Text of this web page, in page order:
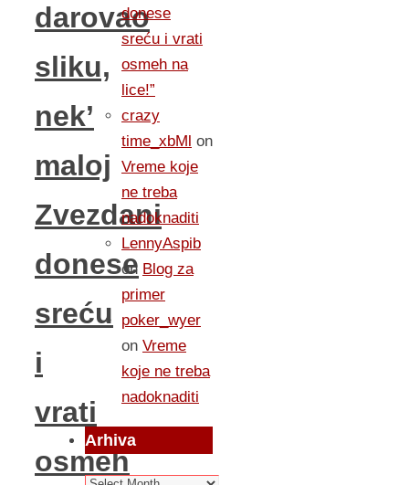
darovao
sliku,
nek’
maloj
Zvezdani
donese
sreću
i
vrati
osmeh
donese
sreću i vrati
osmeh na
lice!”
crazy
time_xbMl on
Vreme koje
ne treba
nadoknaditi
LennyAspib
on Blog za
primer
poker_wyer
on Vreme
koje ne treba
nadoknaditi
Arhiva